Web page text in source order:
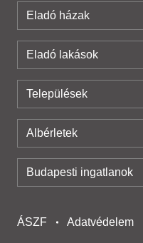
Eladó házak
Eladó lakások
Települések
Albérletek
Budapesti ingatlanok
ÁSZF Adatvédelem